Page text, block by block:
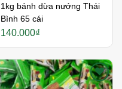
1kg bánh dừa nướng Thái
Bình 65 cái
140.000₫